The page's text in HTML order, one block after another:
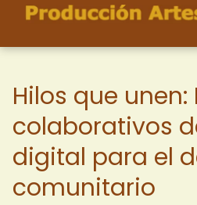
Hilos que unen:
colaborativos
digital para el
comunitario